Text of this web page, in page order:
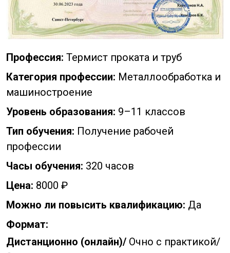
Профессия: Термист проката и труб
Категория профессии: Металлообработка и
машиностроение
Уровень образования: 9–11 классов
Тип обучения: Получение рабочей
профессии
Часы обучения: 320 часов
Цена: 8000 ₽
Можно ли повысить квалификацию: Да
Формат:
Дистанционно (онлайн)/ Очно с практикой/